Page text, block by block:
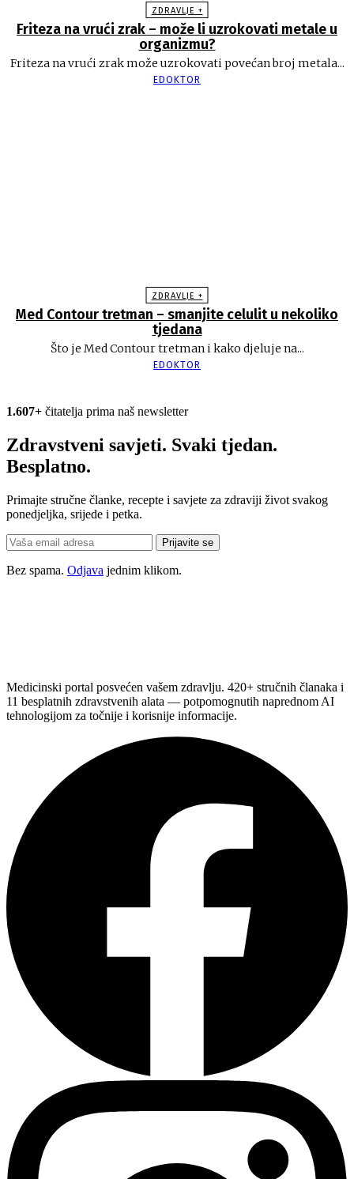
ZDRAVLJE +
Friteza na vrući zrak – može li uzrokovati metale u
organizmu?
Friteza na vrući zrak može uzrokovati povećan broj metala...
EDOKTOR
ZDRAVLJE +
Med Contour tretman – smanjite celulit u nekoliko
tjedana
Što je Med Contour tretman i kako djeluje na...
EDOKTOR
1.607+ čitatelja prima naš newsletter
Zdravstveni savjeti. Svaki tjedan.
Besplatno.
Primajte stručne članke, recepte i savjete za zdraviji život svakog
ponedjeljka, srijede i petka.
Prijavite se
Bez spama. Odjava jednim klikom.
Medicinski portal posvećen vašem zdravlju. 420+ stručnih članaka i
11 besplatnih zdravstvenih alata — potpomognutih naprednom AI
tehnologijom za točnije i korisnije informacije.